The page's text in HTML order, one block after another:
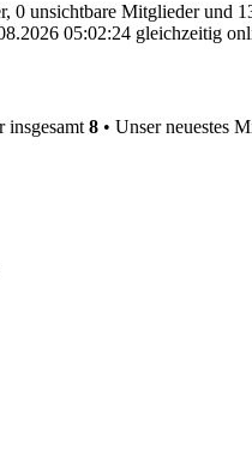
0 unsichtbare Mitglieder und
05:02:24 gleichzeitig
insgesamt 8 • Unser neuestes